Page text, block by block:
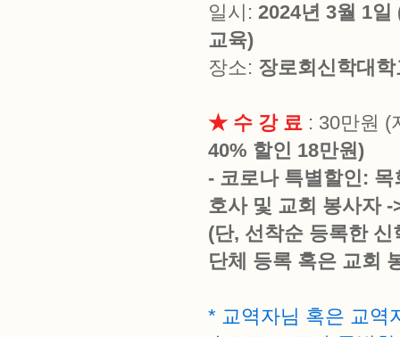
일시: 2024년 3월 1일
교육)
장소: 장로회신학대
★ 수 강 료 : 30만원 (
40% 할인 18만원)
- 코로나 특별할인:
호사 및 교회 봉사자 -
(단, 선착순 등록한
단체 등록 혹은 교회
* 교역자님 혹은 교역